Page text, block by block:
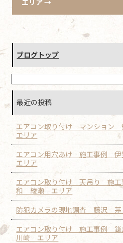
ブログトップ
最近の投稿
エアコン取り付け マンショ
エリア
エアコン用穴あけ 施工事例
エリア
エアコン取り付け 天吊り 施
和 綾瀬 エリア
防犯カメラの現地調査 藤沢
エアコン取り付け 施工事
川崎 エリア